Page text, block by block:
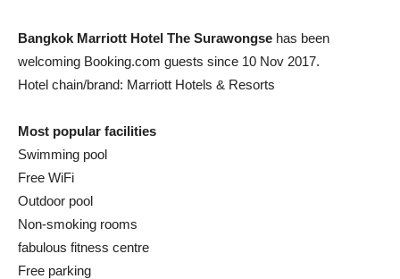
Bangkok Marriott Hotel The Surawongse has been
welcoming Booking.com guests since 10 Nov 2017.
Hotel chain/brand: Marriott Hotels & Resorts
Most popular facilities
Swimming pool
Free WiFi
Outdoor pool
Non-smoking rooms
fabulous fitness centre
Free parking